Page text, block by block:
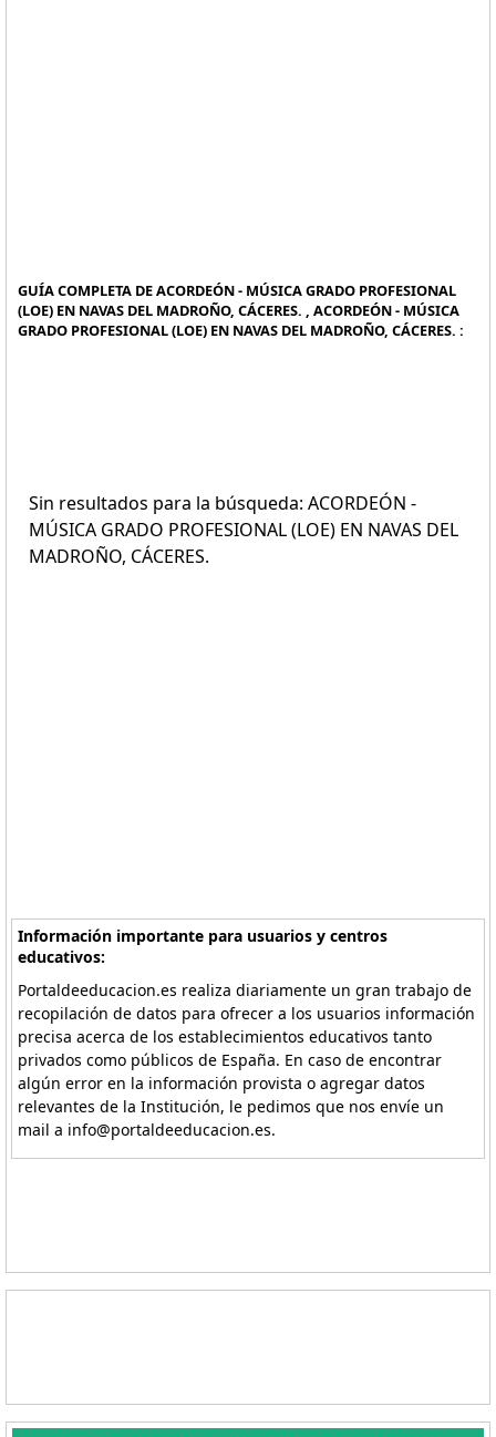
GUÍA COMPLETA DE ACORDEÓN - MÚSICA GRADO PROFESIONAL
(LOE) EN NAVAS DEL MADROÑO, CÁCERES. , ACORDEÓN - MÚSICA
GRADO PROFESIONAL (LOE) EN NAVAS DEL MADROÑO, CÁCERES. :
Sin resultados para la búsqueda: ACORDEÓN -
MÚSICA GRADO PROFESIONAL (LOE) EN NAVAS DEL
MADROÑO, CÁCERES.
Información importante para usuarios y centros
educativos:
Portaldeeducacion.es realiza diariamente un gran trabajo de
recopilación de datos para ofrecer a los usuarios información
precisa acerca de los establecimientos educativos tanto
privados como públicos de España. En caso de encontrar
algún error en la información provista o agregar datos
relevantes de la Institución, le pedimos que nos envíe un
mail a info@portaldeeducacion.es.